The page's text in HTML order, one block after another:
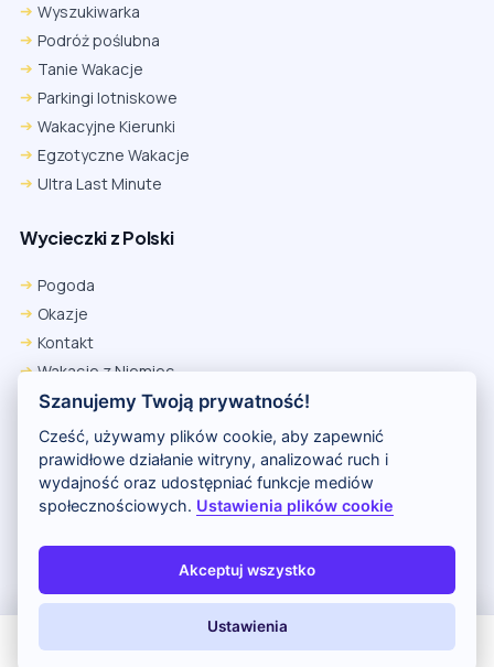
Wyszukiwarka
Podróż poślubna
Tanie Wakacje
Parkingi lotniskowe
Wakacyjne Kierunki
Egzotyczne Wakacje
Ultra Last Minute
Wycieczki z Polski
Pogoda
Okazje
Kontakt
Wakacje z Niemiec
Polityka Prywatności
Wakacje w Egipcie
Rankingi hoteli
Kontakt i reklama
Polityka prywatności
Copyright (c) 2026 Odkryj Wakacje
Szanujemy Twoją prywatność!
Cześć, używamy plików cookie, aby zapewnić
prawidłowe działanie witryny, analizować ruch i
wydajność oraz udostępniać funkcje mediów
społecznościowych. Ustawienia plików cookie
Akceptuj wszystko
Ustawienia